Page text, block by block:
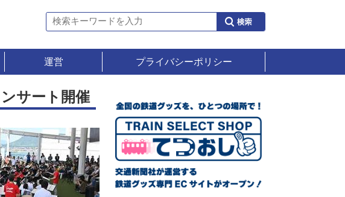
運営 プライバシーポリシー
サート開催